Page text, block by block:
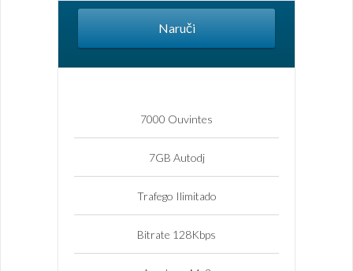
Naruči
7000 Ouvintes
7GB Autodj
Trafego Ilimitado
Bitrate 128Kbps